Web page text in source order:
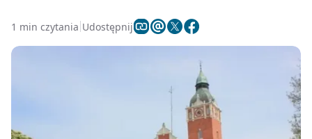
1 min czytania Udostępnij